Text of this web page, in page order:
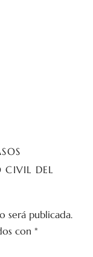
CIVIL DEL
será publicada.
con*